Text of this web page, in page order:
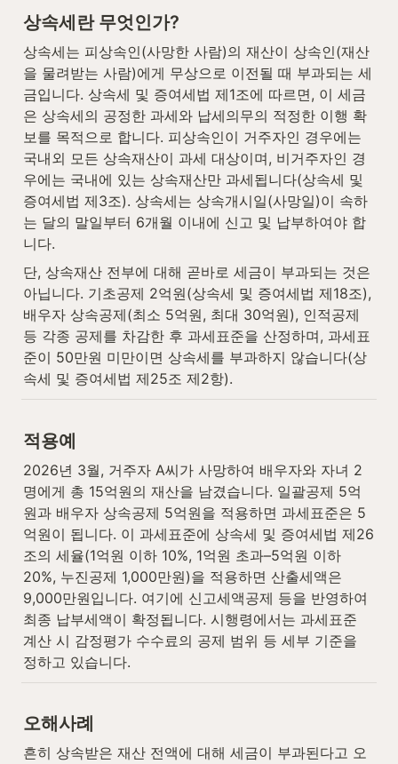
상속세란 무엇인가?
상속세는 피상속인(사망한 사람)의 재산이 상속인(재산
을 물려받는 사람)에게 무상으로 이전될 때 부과되는 세
금입니다. 상속세 및 증여세법 제1조에 따르면, 이 세금
은 상속세의 공정한 과세와 납세의무의 적정한 이행 확
보를 목적으로 합니다. 피상속인이 거주자인 경우에는
국내외 모든 상속재산이 과세 대상이며, 비거주자인 경
우에는 국내에 있는 상속재산만 과세됩니다(상속세 및
증여세법 제3조). 상속세는 상속개시일(사망일)이 속하
는 달의 말일부터 6개월 이내에 신고 및 납부하여야 합
니다.
단, 상속재산 전부에 대해 곧바로 세금이 부과되는 것은
아닙니다. 기초공제 2억원(상속세 및 증여세법 제18조),
배우자 상속공제(최소 5억원, 최대 30억원), 인적공제
등 각종 공제를 차감한 후 과세표준을 산정하며, 과세표
준이 50만원 미만이면 상속세를 부과하지 않습니다(상
속세 및 증여세법 제25조 제2항).
적용예
2026년 3월, 거주자 A씨가 사망하여 배우자와 자녀 2
명에게 총 15억원의 재산을 남겼습니다. 일괄공제 5억
원과 배우자 상속공제 5억원을 적용하면 과세표준은 5
억원이 됩니다. 이 과세표준에 상속세 및 증여세법 제26
조의 세율(1억원 이하 10%, 1억원 초과–5억원 이하
20%, 누진공제 1,000만원)을 적용하면 산출세액은
9,000만원입니다. 여기에 신고세액공제 등을 반영하여
최종 납부세액이 확정됩니다. 시행령에서는 과세표준
계산 시 감정평가 수수료의 공제 범위 등 세부 기준을
정하고 있습니다.
오해사례
흔히 상속받은 재산 전액에 대해 세금이 부과된다고 오